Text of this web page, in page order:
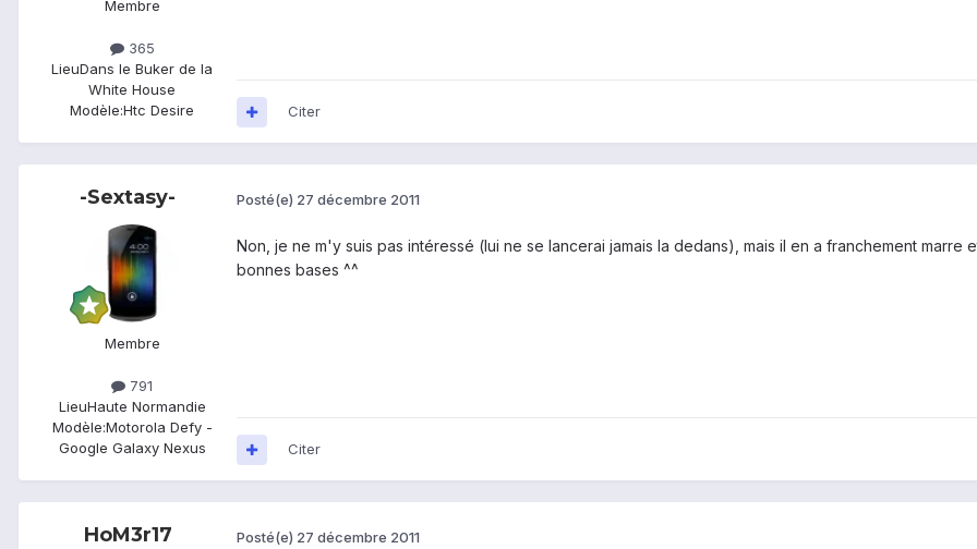
Membre
365
LieuDans le Buker de la
White House
Modèle:Htc Desire Citer
-Sextasy-
Membre
791
LieuHaute Normandie
Modèle:Motorola Defy -
Google Galaxy Nexus
Posté(e) 27 décembre 2011
Non, je ne m'y suis pas intéressé (lui ne se lancerai jamais la dedans), mais il en a franchement
bonnes bases ^^
Citer
HoM3r17 Posté(e) 27 décembre 2011